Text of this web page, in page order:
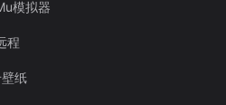
模拟器
程
纸